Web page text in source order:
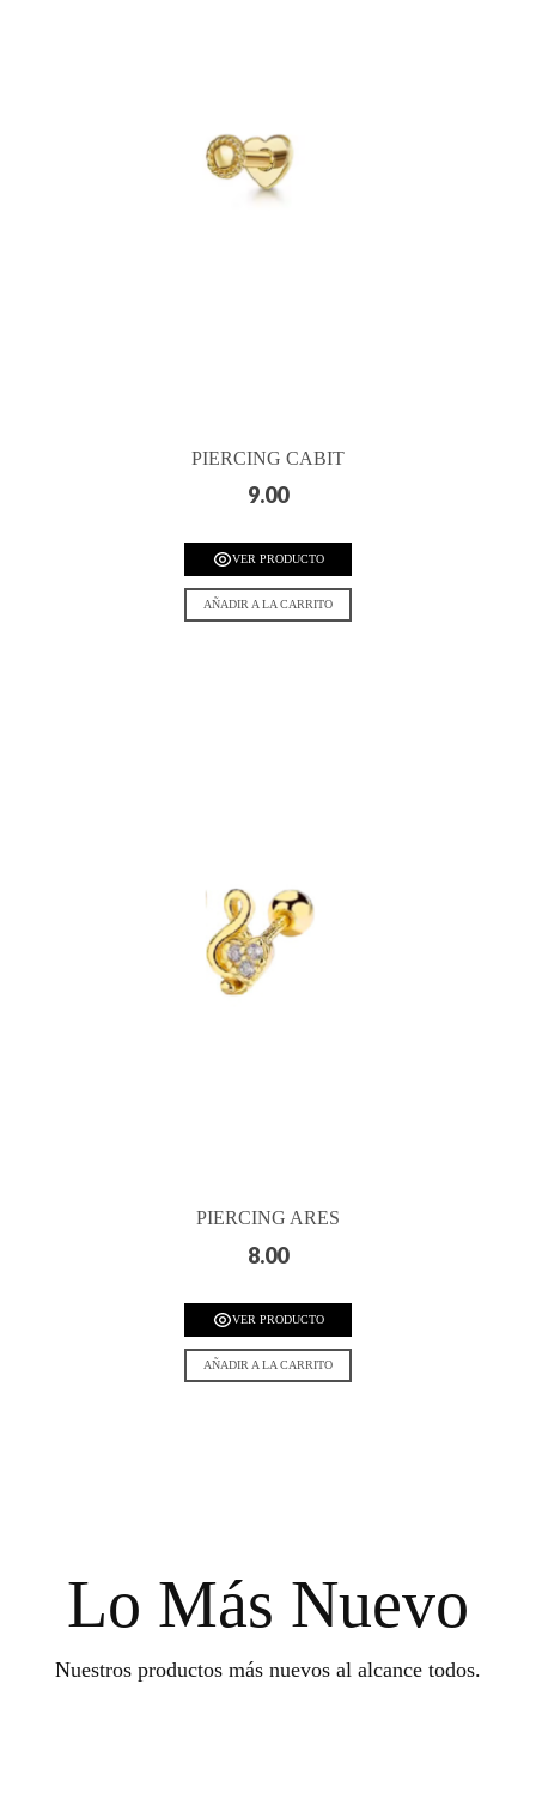
PIERCING CABIT
9.00
VER PRODUCTO
AÑADIR A LA CARRITO
PIERCING ARES
8.00
VER PRODUCTO
AÑADIR A LA CARRITO
Lo Más Nuevo
Nuestros productos más nuevos al alcance todos.